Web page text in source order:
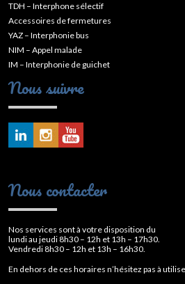
TDH – Interphone sélectif
Accessoires de fermetures
YAZ – Interphonie bus
NIM – Appel malade
IM – Interphonie de guichet
Nous suivre
Nous contacter
Nos services sont à votre disposition du
lundi au jeudi 8h30 – 12h et 13h – 17h30.
Vendredi 8h30 – 12h et 13h – 16h30.
En dehors de ces horaires n’hésitez pas à